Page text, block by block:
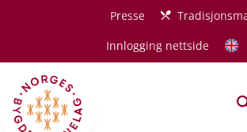
Hopp til hovedinnholdPresse
Innlogging nettside